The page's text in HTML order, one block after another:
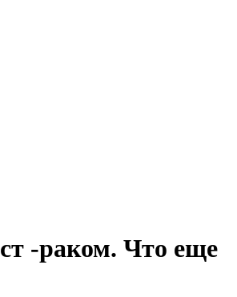
-раком. Что еще